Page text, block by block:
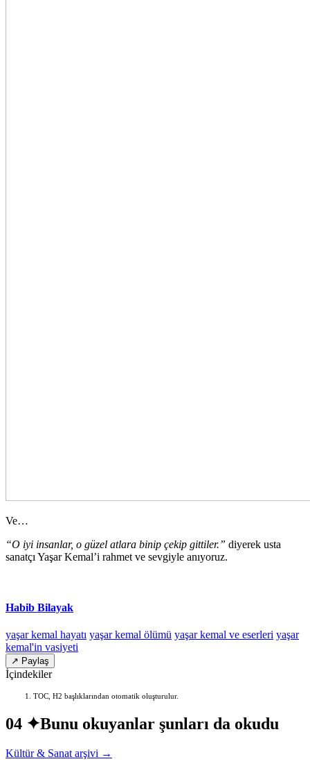
Ve…
“O iyi insanlar, o güzel atlara binip çekip gittiler.” diyerek usta
sanatçı Yaşar Kemal’i rahmet ve sevgiyle anıyoruz.
Habib Bilayak
yaşar kemal hayatı yaşar kemal ölümü yaşar kemal ve eserleri yaşar
kemal'in vasiyeti
↗ Paylaş
İçindekiler
TOC, H2 başlıklarından otomatik oluşturulur.
04 ✦Bunu okuyanlar şunları da okudu
Kültür & Sanat arşivi →